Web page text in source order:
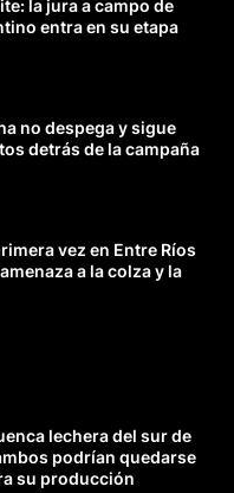
la jura a campo de
entra en su etapa
no despega y sigue
detrás de la campaña
vez en Entre Ríos
a la colza y la
lechera del sur de
podrían quedarse
su producción